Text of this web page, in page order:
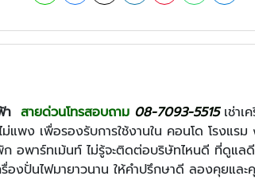
า สายด่วนโทรสอบถาม 08-7093-5515​ เช่า
ม่แพง เพื่อรองรับการใช้งานใน คอนโด โรงแ
พาร์ทเม้นท์ ไม่รู้จะติดต่อบริษัทไหนดี ที่ดูแลดี
รื่องปั่นไฟมายาวนาน ให้คำปรึกษาดี ลองคุยและ